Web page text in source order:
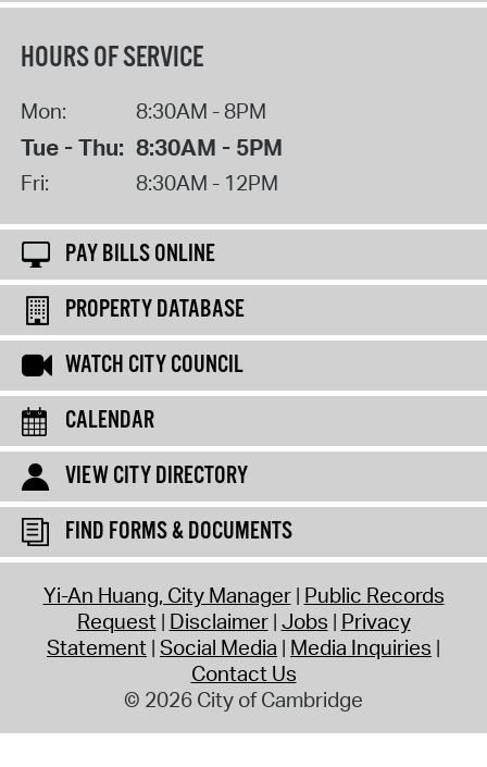
HOURS OF SERVICE
Mon: 8:30AM - 8PM
Tue - Thu: 8:30AM - 5PM
Fri: 8:30AM - 12PM
PAY BILLS ONLINE
PROPERTY DATABASE
WATCH CITY COUNCIL
CALENDAR
VIEW CITY DIRECTORY
FIND FORMS & DOCUMENTS
Yi-An Huang, City Manager Public Records
Request Disclaimer Jobs Privacy
Statement Social Media Media Inquiries
Contact Us
© 2026 City of Cambridge